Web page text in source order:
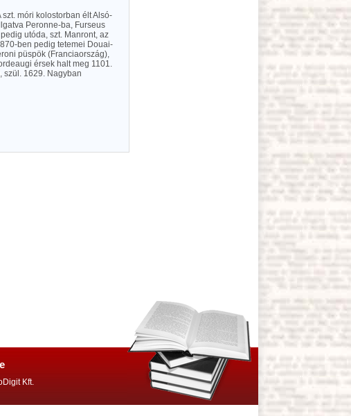
móri kolostorban élt Alsó-
Peronne-ba, Furseus
utóda, szt. Manront, az
ben pedig tetemei Douai-
püspök (Franciaország),
érsek halt meg 1101.
szül. 1629. Nagyban
Kft.